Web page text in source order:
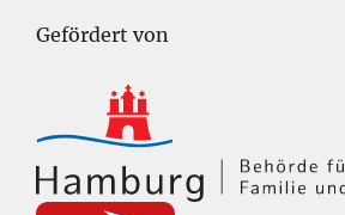
Gefördert von